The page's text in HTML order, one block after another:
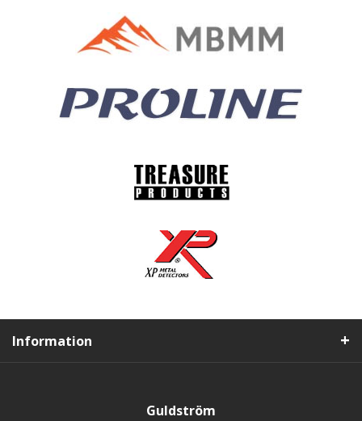
Information
Guldström